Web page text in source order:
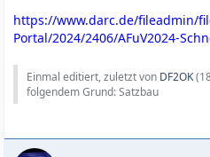
https://www.darc.de/fileadmin/
Portal/2024/2406/AFuV2024-
Einmal editiert, zuletzt von DF2OK(
folgendem Grund: Satzbau